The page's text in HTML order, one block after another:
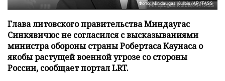
Фото: Mindaugas Kulbis/AP/TASS
Глава литовского правительства Миндаугас
Синкявичюс не согласился с высказываниями
министра обороны страны Робертаса Каунаса о
якобы растущей военной угрозе со стороны
России, сообщает портал LRT.